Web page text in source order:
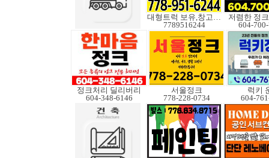
대형트럭 보유,창고보관
7789516244
저렴한 정
604-
정크처리 딜리버리
604-348-6146
서울정크
778-228-0734
럭키
604-